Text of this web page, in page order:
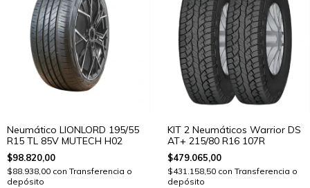
Neumático LIONLORD 195/55
R15 TL 85V MUTECH H02
$98.820,00
$88.938,00 con Transferencia o
depósito
KIT 2 Neumáticos Warrior DS
AT+ 215/80 R16 107R
$479.065,00
$431.158,50 con Transferencia o
depósito